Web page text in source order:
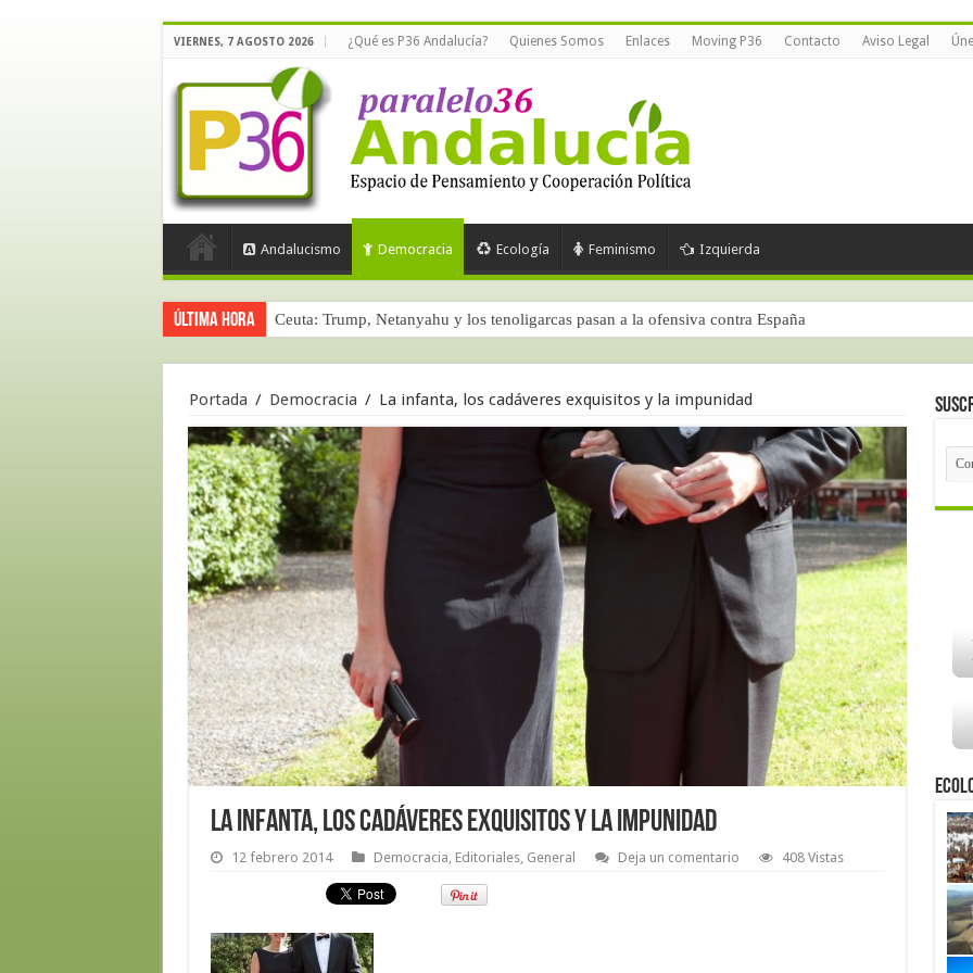
VIERNES, 7 AGOSTO 2026 ¿Qué es P36 Andalucía? Quienes Somos Enlaces Moving P36 Contacto Aviso Legal
Andalucismo Democracia Ecología Feminismo Izquierda
Última hora Ceuta: Trump, Netanyahu y los tenoligarcas pasan a la ofensiva contra España
Portada / Democracia / La infanta, los cadáveres exquisitos y la impunidad
La infanta, los cadáveres exquisitos y la impunidad
12 febrero 2014 Democracia, Editoriales, General Deja un comentario 408 Vistas